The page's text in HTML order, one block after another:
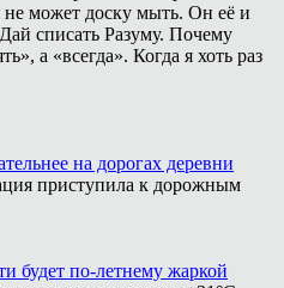
не может доску мыть. Он её и
списать Разуму. Почему
а «всегда». Когда я хоть раз
на дорогах деревни
приступила к дорожным
будет по-летнему жаркой